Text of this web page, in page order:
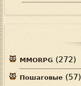
MMORPG (272)
Пошаговые (57)